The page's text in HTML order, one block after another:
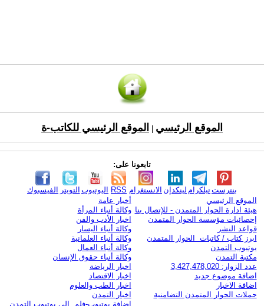
الموقع الرئيسي الموقع الرئيسي للكاتب-ة
تابعونا على:
الفيسبوك التويتر اليوتيوب RSS الانستغرام لينكدإن تيلكرامبنترست
الموقع الرئيسي
هيئة ادارة الحوار المتمدن - للإتصال بنا
إحصائيات مؤسسة الحوار المتمدن
قواعد النشر
ابرز كتاب / كاتبات الحوار المتمدن
يوتيوب التمدن
مكتبة التمدن
عدد الزوار: 3,427,478,020
اضافة موضوع جديد
اضافة الاخبار
حملات الحوار المتمدن التضامنية
أخبار عامة
وكالة أنباء المرأة
اخبار الأدب والفن
وكالة أنباء اليسار
وكالة أنباء العلمانية
وكالة أنباء العمال
وكالة أنباء حقوق الإنسان
اخبار الرياضة
اخبار الاقتصاد
اخبار الطب والعلوم
اخبار التمدن
إضافة يوتيوب-فلم إلى يوتيوب التمدن